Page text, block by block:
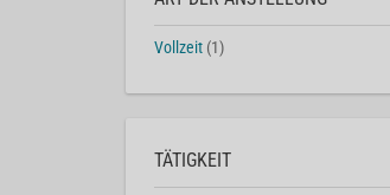
Vollzeit (1)
TÄTIGKEIT